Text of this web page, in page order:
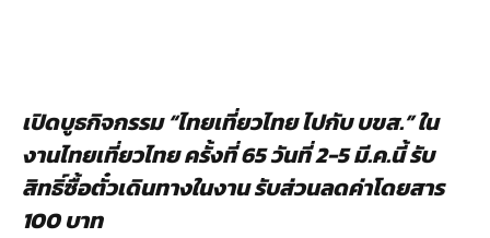
เปิดบูธกิจกรรม“ไทยเที่ยวไทยไปกับบขส.”ใน
งานไทยเที่ยวไทยครั้งที่65วันที่2-5 มี.ค.นี้รับ
สิทธิ์ซื้อตั๋วเดินทางในงานรับส่วนลดค่าโดยสาร
100บาท